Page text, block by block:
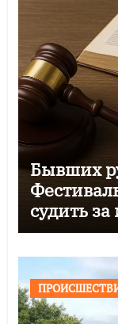
Бывших
судить